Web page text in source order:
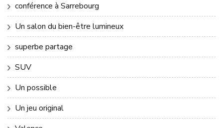
conférence à Sarrebourg
Un salon du bien-être lumineux
superbe partage
SUV
Un possible
Un jeu original